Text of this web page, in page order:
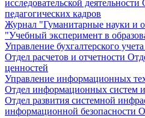
исследовательской деятельности
педагогических кадров
Журнал "Гуманитарные науки и
"Учебный эксперимент в
Управление бухгалтерского
Отдел расчетов и отчетности
ценностей
Управление информационных
Отдел информационных систем
Отдел развития системной
информационной безопасности